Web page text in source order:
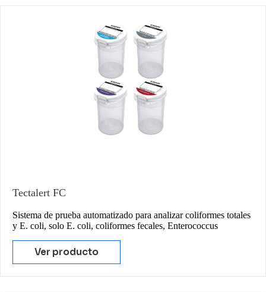
Tectalert FC
Sistema de prueba automatizado para analizar coliformes totales
y E. coli, solo E. coli, coliformes fecales, Enterococcus
Ver producto